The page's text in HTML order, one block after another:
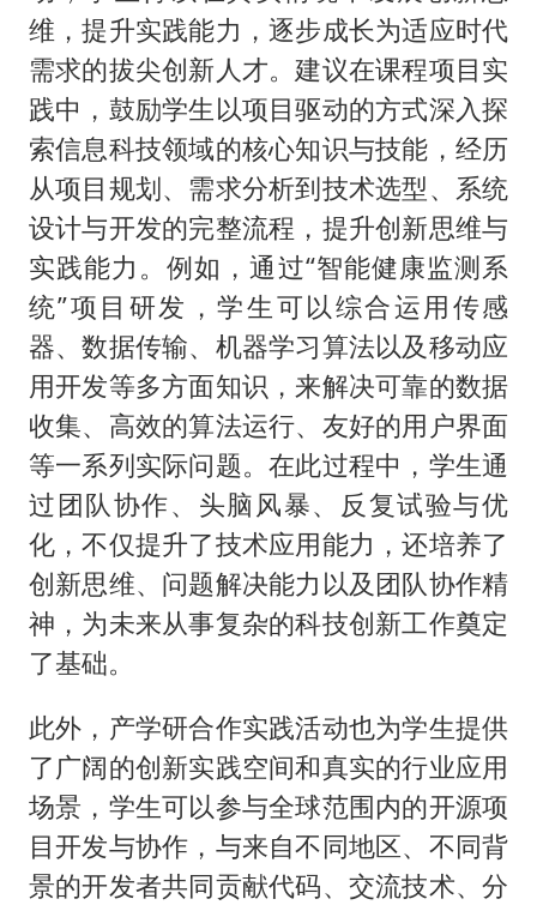
维，提升实践能力，逐步成长为适应时代
需求的拔尖创新人才。建议在课程项目实
践中，鼓励学生以项目驱动的方式深入探
索信息科技领域的核心知识与技能，经历
从项目规划、需求分析到技术选型、系统
设计与开发的完整流程，提升创新思维与
实践能力。例如，通过“智能健康监测系
统”项目研发，学生可以综合运用传感
器、数据传输、机器学习算法以及移动应
用开发等多方面知识，来解决可靠的数据
收集、高效的算法运行、友好的用户界面
等一系列实际问题。在此过程中，学生通
过团队协作、头脑风暴、反复试验与优
化，不仅提升了技术应用能力，还培养了
创新思维、问题解决能力以及团队协作精
神，为未来从事复杂的科技创新工作奠定
了基础。
此外，产学研合作实践活动也为学生提供
了广阔的创新实践空间和真实的行业应用
场景，学生可以参与全球范围内的开源项
目开发与协作，与来自不同地区、不同背
景的开发者共同贡献代码、交流技术、分